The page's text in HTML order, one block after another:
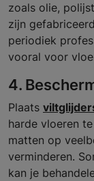
zoals olie,
zijn
periodiek
vooral voor
4.
Plaats
harde vloeren
matten op
verminderen.
kan je